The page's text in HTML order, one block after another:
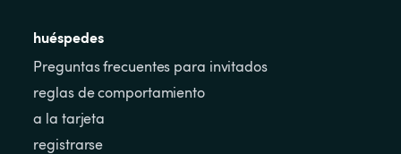
huéspedes
Preguntas frecuentes para invitados
reglas de comportamiento
a la tarjeta
registrarse